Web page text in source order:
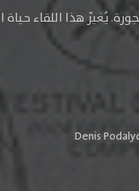
يُغيّر هذا اللقاء
Denis